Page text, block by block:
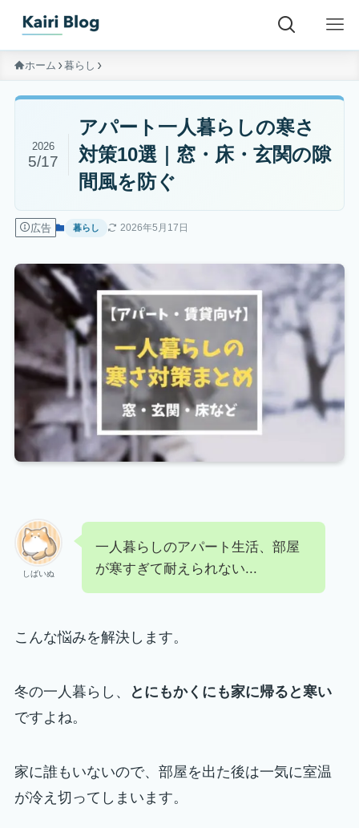
ホーム 暮らし
アパート一人暮らしの寒さ
対策10選｜窓・床・玄関の隙
間風を防ぐ
2026
5/17
広告 暮らし 2026年5月17日
しばいぬ
一人暮らしのアパート生活、部屋
が寒すぎて耐えられない...
こんな悩みを解決します。
冬の一人暮らし、
とにもかくにも家に帰ると寒い
ですよね。
家に誰もいないので、部屋を出た後は一気に室温
が冷え切ってしまいます。